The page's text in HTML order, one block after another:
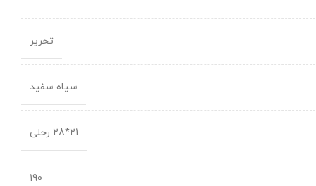
تحریر
سیاه سفید
21*28 رحلی
190